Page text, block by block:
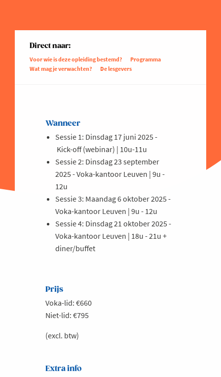
Direct naar:
Voor wie is deze opleiding bestemd?
Programma
Wat mag je verwachten?
De lesgevers
Wanneer
Sessie 1: Dinsdag 17 juni 2025 -
Kick-off (webinar) | 10u-11u
Sessie 2: Dinsdag 23 september
2025 - Voka-kantoor Leuven | 9u -
12u
Sessie 3: Maandag 6 oktober 2025 -
Voka-kantoor Leuven | 9u - 12u
Sessie 4: Dinsdag 21 oktober 2025 -
Voka-kantoor Leuven | 18u - 21u +
diner/buffet
Prijs
Voka-lid: €660
Niet-lid: €795
(excl. btw)
Extra info